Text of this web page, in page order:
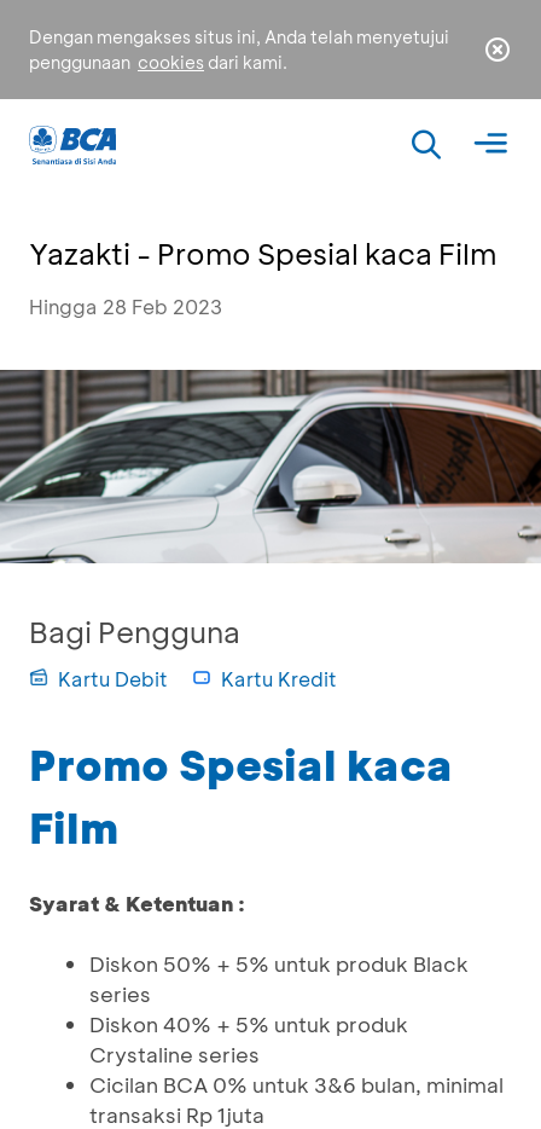
Dengan mengakses situs ini, Anda telah menyetujui
penggunaan cookies dari kami.
Yazakti - Promo Spesial kaca Film
Hingga 28 Feb 2023
Bagi Pengguna
Kartu Debit Kartu Kredit
Promo Spesial kaca
Film
Syarat & Ketentuan :
Diskon 50% + 5% untuk produk Black
series
Diskon 40% + 5% untuk produk
Crystaline series
Cicilan BCA 0% untuk 3&6 bulan, minimal
transaksi Rp 1juta